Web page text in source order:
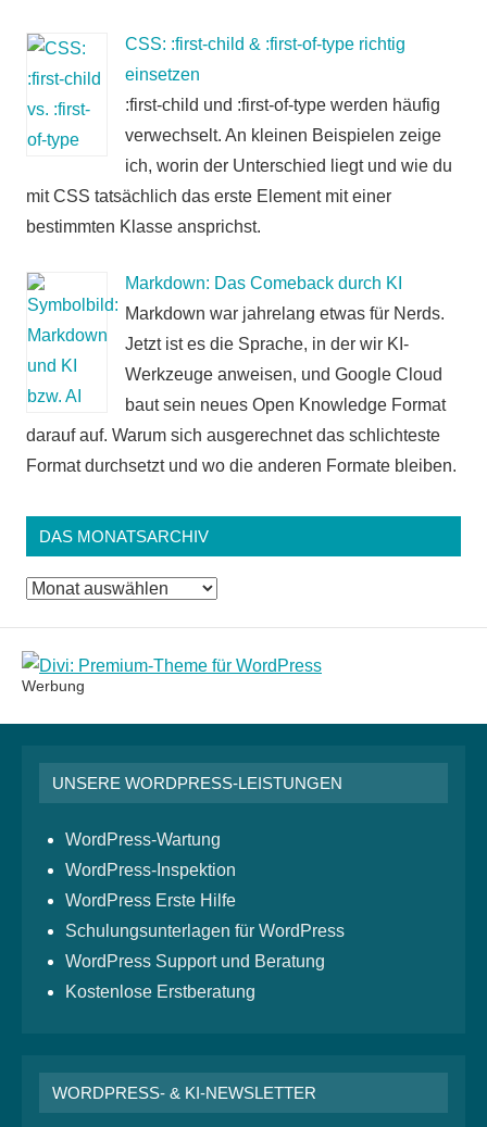
CSS: :first-child & :first-of-type richtig
einsetzen
:first-child und :first-of-type werden häufig
verwechselt. An kleinen Beispielen zeige
ich, worin der Unterschied liegt und wie du
mit CSS tatsächlich das erste Element mit einer
bestimmten Klasse ansprichst.
Markdown: Das Comeback durch KI
Markdown war jahrelang etwas für Nerds.
Jetzt ist es die Sprache, in der wir KI-
Werkzeuge anweisen, und Google Cloud
baut sein neues Open Knowledge Format
darauf auf. Warum sich ausgerechnet das schlichteste
Format durchsetzt und wo die anderen Formate bleiben.
DAS MONATSARCHIV
Das
Werbung
UNSERE WORDPRESS-LEISTUNGEN
WordPress-Wartung
WordPress-Inspektion
WordPress Erste Hilfe
Schulungsunterlagen für WordPress
WordPress Support und Beratung
Kostenlose Erstberatung
WORDPRESS- & KI-NEWSLETTER